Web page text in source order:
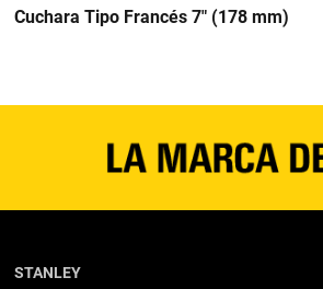
Cuchara Tipo Francés 7" (178 mm)
STANLEY